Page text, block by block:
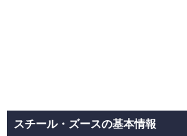
スチール・ズースの基本情報